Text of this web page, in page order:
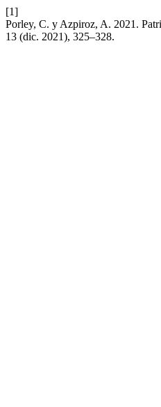
[1]
Porley, C. y Azpiroz, A. 2021.
13 (dic. 2021), 325–328.